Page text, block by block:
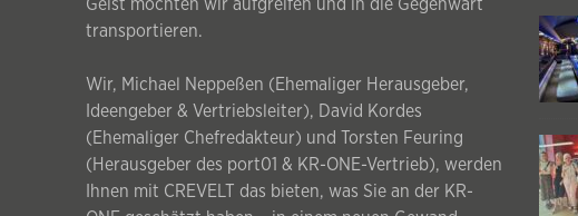
Geist möchten wir aufgreifen und in die Gegenwart
transportieren.
Wir, Michael Neppeßen (Ehemaliger Herausgeber,
Ideengeber & Vertriebsleiter), David Kordes
(Ehemaliger Chefredakteur) und Torsten Feuring
(Herausgeber des port01 & KR-ONE-Vertrieb), werden
Ihnen mit CREVELT das bieten, was Sie an der KR-